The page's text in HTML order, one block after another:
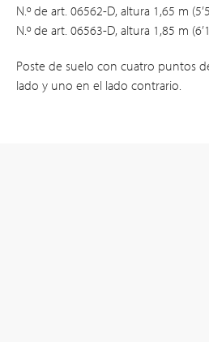
N.º de art. 06562-D, altura 1,65 m
N.º de art. 06563-D, altura 1,85 m
Poste de suelo con cuatro puntos
lado y uno en el lado contrario.